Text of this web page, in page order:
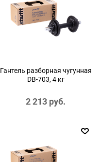
Гантель разборная чугунная
DB-703, 4 кг
2 213 руб.